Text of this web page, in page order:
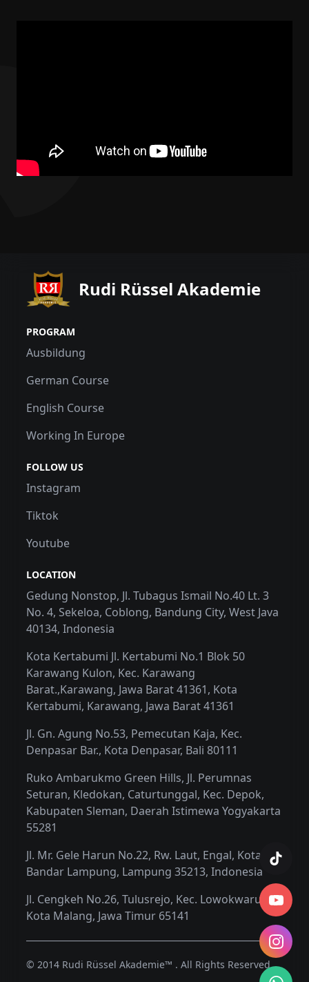
Rudi Rüssel Akademie
PROGRAM
Ausbildung
German Course
English Course
Working In Europe
FOLLOW US
Instagram
Tiktok
Youtube
LOCATION
Gedung Nonstop, Jl. Tubagus Ismail No.40 Lt. 3
No. 4, Sekeloa, Coblong, Bandung City, West Java
40134, Indonesia
Kota Kertabumi Jl. Kertabumi No.1 Blok 50
Karawang Kulon, Kec. Karawang
Barat.,Karawang, Jawa Barat 41361, Kota
Kertabumi, Karawang, Jawa Barat 41361
Jl. Gn. Agung No.53, Pemecutan Kaja, Kec.
Denpasar Bar., Kota Denpasar, Bali 80111
Ruko Ambarukmo Green Hills, Jl. Perumnas
Seturan, Kledokan, Caturtunggal, Kec. Depok,
Kabupaten Sleman, Daerah Istimewa Yogyakarta
55281
Jl. Mr. Gele Harun No.22, Rw. Laut, Engal, Kota
Bandar Lampung, Lampung 35213, Indonesia
Jl. Cengkeh No.26, Tulusrejo, Kec. Lowokwaru,
Kota Malang, Jawa Timur 65141
© 2014 Rudi Rüssel Akademie™ . All Rights Reserved.